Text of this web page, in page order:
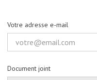
Votre adresse e-mail
Document joint